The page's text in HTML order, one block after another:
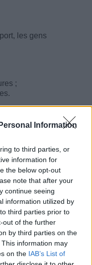
Information
to third parties, or
information for
the below opt-out
note that after your
continue seeing
information utilized by
third parties prior to
out of the further
by third parties on the
This information may
on the IAB’s List of
les gens
;
le maintien du